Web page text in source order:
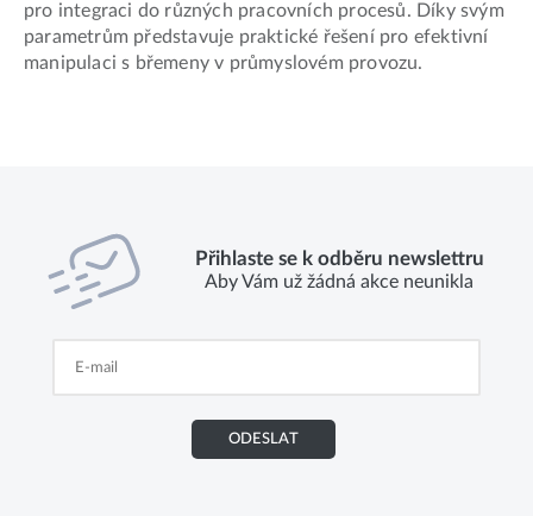
pro integraci do různých pracovních procesů. Díky svým
parametrům představuje praktické řešení pro efektivní
manipulaci s břemeny v průmyslovém provozu.
Přihlaste se k odběru newslettru
Aby Vám už žádná akce neunikla
ODESLAT